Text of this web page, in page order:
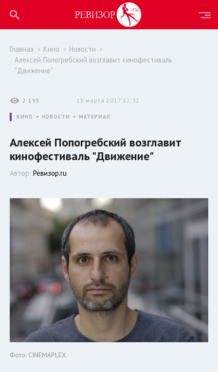
Главная Кино
Новости
Алексей Попогребский возглавит кинофестиваль
"Движение"
2 195 15 марта 2017 12:32
КИНО НОВОСТИ МАТЕРИАЛ
Алексей Попогребский возглавит
кинофестиваль "Движение"
Автор: Ревизор.ru
Фото: CINEMAPLEX